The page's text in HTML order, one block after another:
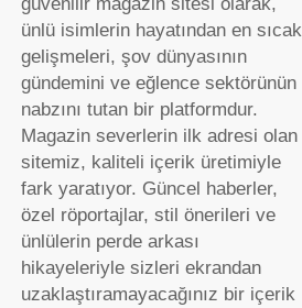
ünlü isimlerin hayatından en sıcak
gelişmeleri, şov dünyasının
gündemini ve eğlence sektörünün
nabzını tutan bir platformdur.
Magazin severlerin ilk adresi olan
sitemiz, kaliteli içerik üretimiyle
fark yaratıyor. Güncel haberler,
özel röportajlar, stil önerileri ve
ünlülerin perde arkası
hikayeleriyle sizleri ekrandan
uzaklaştıramayacağınız bir içerik